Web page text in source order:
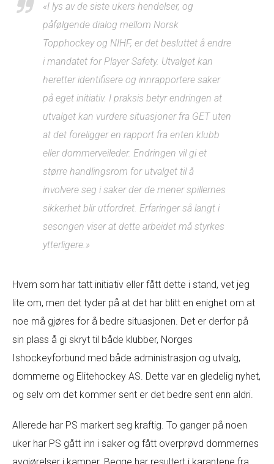
«I lys av de siste ukers hendelser, og
påfølgende dialog mellom Norsk
Topphockey og NIHF, er det besluttet å endre
i mandatet for Player Safety. Utvalget kan
heretter identifisere og innrapportere saker
på eget initiativ. I praksis betyr endringen at
utvalget kan vurdere situasjoner fra GET uten
at det foreligger en rapport fra enten klubb
eller dommerveileder. Endringen vil gi et
større handlingsrom for utvalget til å
involvere seg i saker der de mener spillernes
sikkerhet blir utfordret. Erfaringer så langt i
sesongen viser at dette arbeidet må styrkes
ytterligere.»
Hvem som har tatt initiativ eller fått dette i stand, vet jeg
lite om, men det tyder på at det har blitt en enighet om at
noe må gjøres for å bedre situasjonen. Det er derfor på
sin plass å gi skryt til både klubber, Norges
Ishockeyforbund med både administrasjon og utvalg,
dommerne og Elitehockey AS. Dette var en gledelig nyhet,
og selv om det kommer sent er det bedre sent enn aldri.
Allerede har PS markert seg kraftig. To ganger på noen
uker har PS gått inn i saker og fått overprøvd dommernes